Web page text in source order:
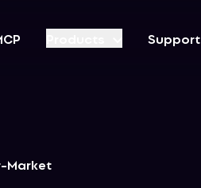
Support
Market